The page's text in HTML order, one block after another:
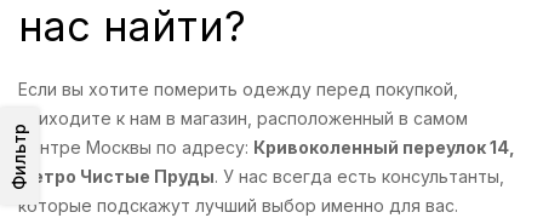
Фильтр
нас найти?
Если вы хотите померить одежду перед покупкой,
приходите к нам в магазин, расположенный в самом
центре Москвы по адресу: Кривоколенный переулок 14,
метро Чистые Пруды. У нас всегда есть консультанты,
которые подскажут лучший выбор именно для вас.